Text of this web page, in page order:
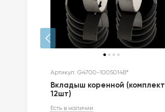
Артикул: G4700-1005014B*
Вкладыш коренной (комплект
12шт)
Есть в наличии